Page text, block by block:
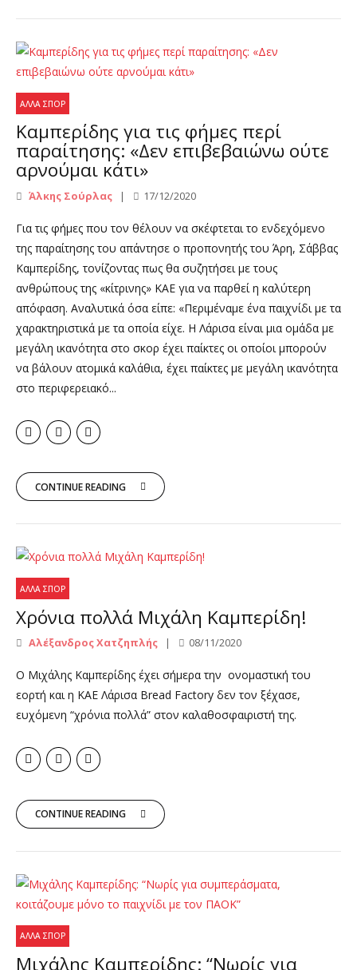
ΆΛΛΑ ΣΠΟΡ
Καμπερίδης για τις φήμες περί
παραίτησης: «Δεν επιβεβαιώνω ούτε
αρνούμαι κάτι»
Άλκης Σούρλας 17/12/2020
Για τις φήμες που τον θέλουν να σκέφτεται το ενδεχόμενο
της παραίτησης του απάντησε ο προπονητής του Άρη, Σάββας
Καμπερίδης, τονίζοντας πως θα συζητήσει με τους
ανθρώπους της «κίτρινης» ΚΑΕ για να παρθεί η καλύτερη
απόφαση. Αναλυτικά όσα είπε: «Περιμέναμε ένα παιχνίδι με τα
χαρακτηριστικά με τα οποία είχε. Η Λάρισα είναι μια ομάδα με
μεγάλη ικανότητα στο σκορ έχει παίκτες οι οποίοι μπορούν
να βάλουν ατομικά καλάθια, έχει παίκτες με μεγάλη ικανότητα
στο περιφερειακό...
CONTINUE READING
ΆΛΛΑ ΣΠΟΡ
Χρόνια πολλά Μιχάλη Καμπερίδη!
Αλέξανδρος Χατζηπλής 08/11/2020
Ο Μιχάλης Καμπερίδης έχει σήμερα την ονομαστική του
εορτή και η ΚΑΕ Λάρισα Bread Factory δεν τον ξέχασε,
ευχόμενη “χρόνια πολλά” στον καλαθοσφαιριστή της.
CONTINUE READING
ΆΛΛΑ ΣΠΟΡ
Μιχάλης Καμπερίδης: “Νωρίς για